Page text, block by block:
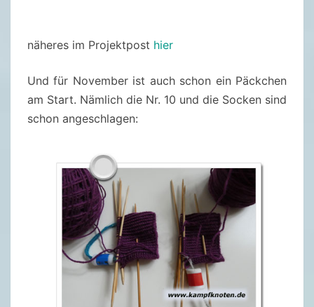
näheres im Projektpost hier
Und für November ist auch schon ein Päckchen
am Start. Nämlich die Nr. 10 und die Socken sind
schon angeschlagen: